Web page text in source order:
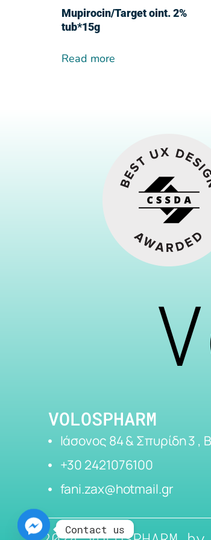
Mupirocin/Target oint. 2%
tub*15g
Read more
VOLOSPHARM
Ιάσονος 84 & Σπυρίδη 3 ,
+30 2421076100
fani.zax@hotmail.gr
Contact us